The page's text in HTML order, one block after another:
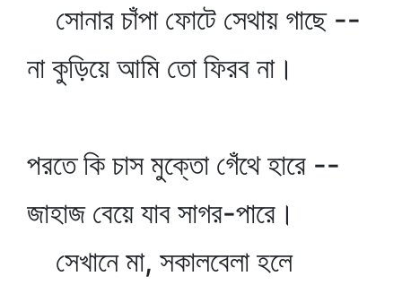
সোনার চাঁপা ফোটে সেথায় গাছে --
না কুড়িয়ে আমি তো ফিরব না।
পরতে কি চাস মুক্তো গেঁথে হারে --
জাহাজ বেয়ে যাব সাগর-পারে।
সেখানে মা, সকালবেলা হলে